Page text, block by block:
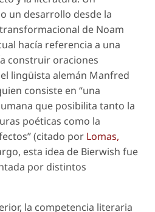
un desarrollo desde la
de Noam
hacía referencia a una
construir oraciones
lingüista alemán Manfred
consiste en “una
que posibilita tanto la
poéticas como la
(citado por Lomas,
esta idea de Bierwish fue
por distintos
la competencia literaria